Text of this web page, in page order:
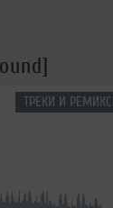
ТРЕКИ И